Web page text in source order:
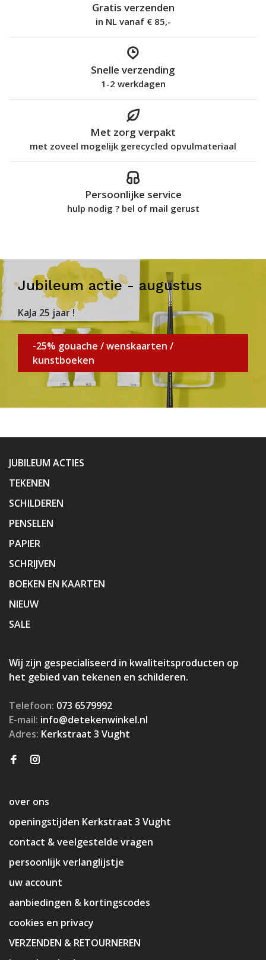
Gratis verzenden
in NL vanaf € 85,-
Snelle verzending
1-2 werkdagen
Met zorg verpakt
met zoveel mogelijk gerecycled opvulmateriaal
Persoonlijke service
hulp nodig ? bel of mail gerust
Jubileum actie - augustus
KaJa 25 jaar !
-25% gouache / wenskaarten /
kunstboeken
JUBILEUM ACTIES
TEKENEN
SCHILDEREN
PENSELEN
PAPIER
SCHRIJVEN
BOEKEN EN KAARTEN
NIEUW
SALE
Wij zijn gespecialiseerd in kwaliteitsproducten op
het gebied van tekenen en schilderen.
Telefoon: 073 6579992
E-mail: info@detekenwinkel.nl
Adres: Kerkstraat 3 Vught
over ons
openingstijden Kerkstraat 3 Vught
contact & veelgestelde vragen
persoonlijk verlanglijstje
uw account
aanbiedingen & kortingscodes
cookies en privacy
VERZENDEN & RETOURNEREN